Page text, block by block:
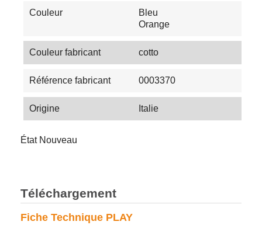
Couleur
Bleu
Orange
Couleur fabricant cotto
Référence fabricant 0003370
Origine Italie
État Nouveau
Téléchargement
Fiche Technique PLAY